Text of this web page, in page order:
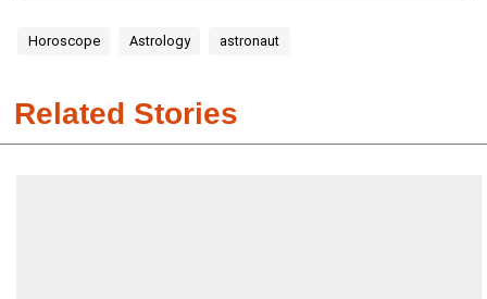
Horoscope Astrology astronaut
Related Stories